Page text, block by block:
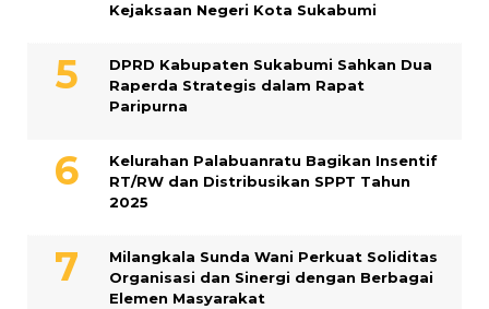
Kejaksaan Negeri Kota Sukabumi
DPRD Kabupaten Sukabumi Sahkan Dua
Raperda Strategis dalam Rapat
Paripurna
Kelurahan Palabuanratu Bagikan Insentif
RT/RW dan Distribusikan SPPT Tahun
2025
Milangkala Sunda Wani Perkuat Soliditas
Organisasi dan Sinergi dengan Berbagai
Elemen Masyarakat